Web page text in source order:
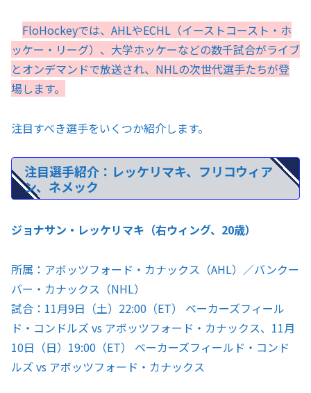
FloHockeyでは、AHLやECHL（イーストコースト・ホ
ッケー・リーグ）、大学ホッケーなどの数千試合がライブ
とオンデマンドで放送され、NHLの次世代選手たちが登
場します。
注目すべき選手をいくつか紹介します。
注目選手紹介：レッケリマキ、フリコウィア
ン、ネメック
ジョナサン・レッケリマキ（右ウィング、20歳）
所属：アボッツフォード・カナックス（AHL）／バンクー
バー・カナックス（NHL）
試合：11月9日（土）22:00（ET） ベーカーズフィール
ド・コンドルズ vs アボッツフォード・カナックス、11月
10日（日）19:00（ET） ベーカーズフィールド・コンド
ルズ vs アボッツフォード・カナックス